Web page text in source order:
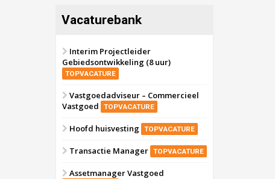
Vacaturebank
Interim Projectleider
Gebiedsontwikkeling (8 uur)
TOPVACATURE
Vastgoedadviseur – Commercieel
Vastgoed
TOPVACATURE
Hoofd huisvesting TOPVACATURE
Transactie Manager TOPVACATURE
Assetmanager Vastgoed